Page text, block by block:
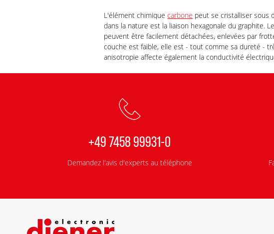
L'élément chimiquecarbone peut se cristalliser sous
dans la nature est la liaison hexagonale du graphite.
peuvent être facilement détachées, enlevées par
couche est faible, elle est - tout comme sa dureté -
anisotropie affecte également la conductivité
+49 7458 99931-0
Demandez l'avis d'experts au téléphone